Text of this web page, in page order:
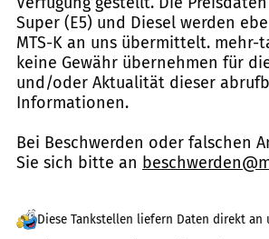
Super (E5) und Diesel werden
MTS-K an uns übermittelt. mehr-
keine Gewähr übernehmen für
und/oder Aktualität dieser
Informationen.
Bei Beschwerden oder falschen
Sie sich bitte an
Diese Tankstellen liefern Daten direkt an